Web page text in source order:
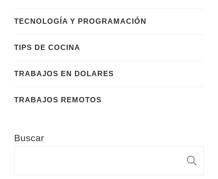
TECNOLOGÍA Y PROGRAMACIÓN
TIPS DE COCINA
TRABAJOS EN DOLARES
TRABAJOS REMOTOS
Buscar